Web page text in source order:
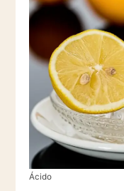
Ácido